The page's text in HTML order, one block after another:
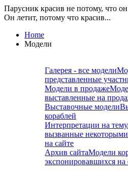
Парусник красив не потому, что
Он летит, потому что красив...
Home
Модели
Галерея - все модели
представленные
Модели в продаже
выставленные на
Выставочные модели
кораблей
Интерпретации на
вызванные
на сайте
Архив сайтаМодели
экспонировавшихся на